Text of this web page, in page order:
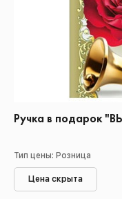
Ручка в подарок
Тип цены: Розница
Цена скрыта